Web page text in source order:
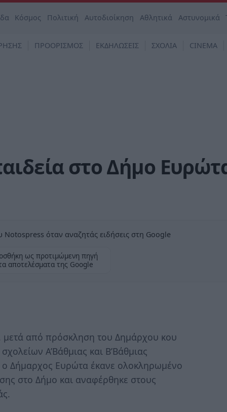
Κόσμος Πολιτική Αυτοδιοίκηση Αθλητικά Αστυνομικά
ΠΡΟΟΡΙΣΜΟΣ ΕΚΔΗΛΩΣΕΙΣ ΣΧΟΛΙΑ CINEMA
στο Δήμο
όταν αναζητάς ειδήσεις στη Google
ως προτιμώμενη πηγή
αποτελέσματα της Google
μετά από πρόσκληση του Δημάρχου κου
Α’Βάθμιας και Β’Βάθμιας
ο Δήμαρχος Ευρώτα έκανε ολοκληρωμένο
στο Δήμο και αναφέρθηκε στους